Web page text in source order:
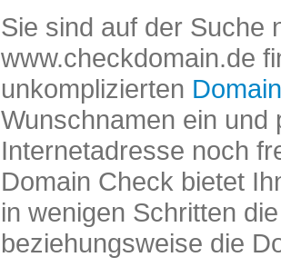
Sie sind auf der Suche
www.checkdomain.de
unkomplizierten
Wunschnamen ein und
Internetadresse noch
Domain Check bietet
in wenigen Schritten
beziehungsweise die